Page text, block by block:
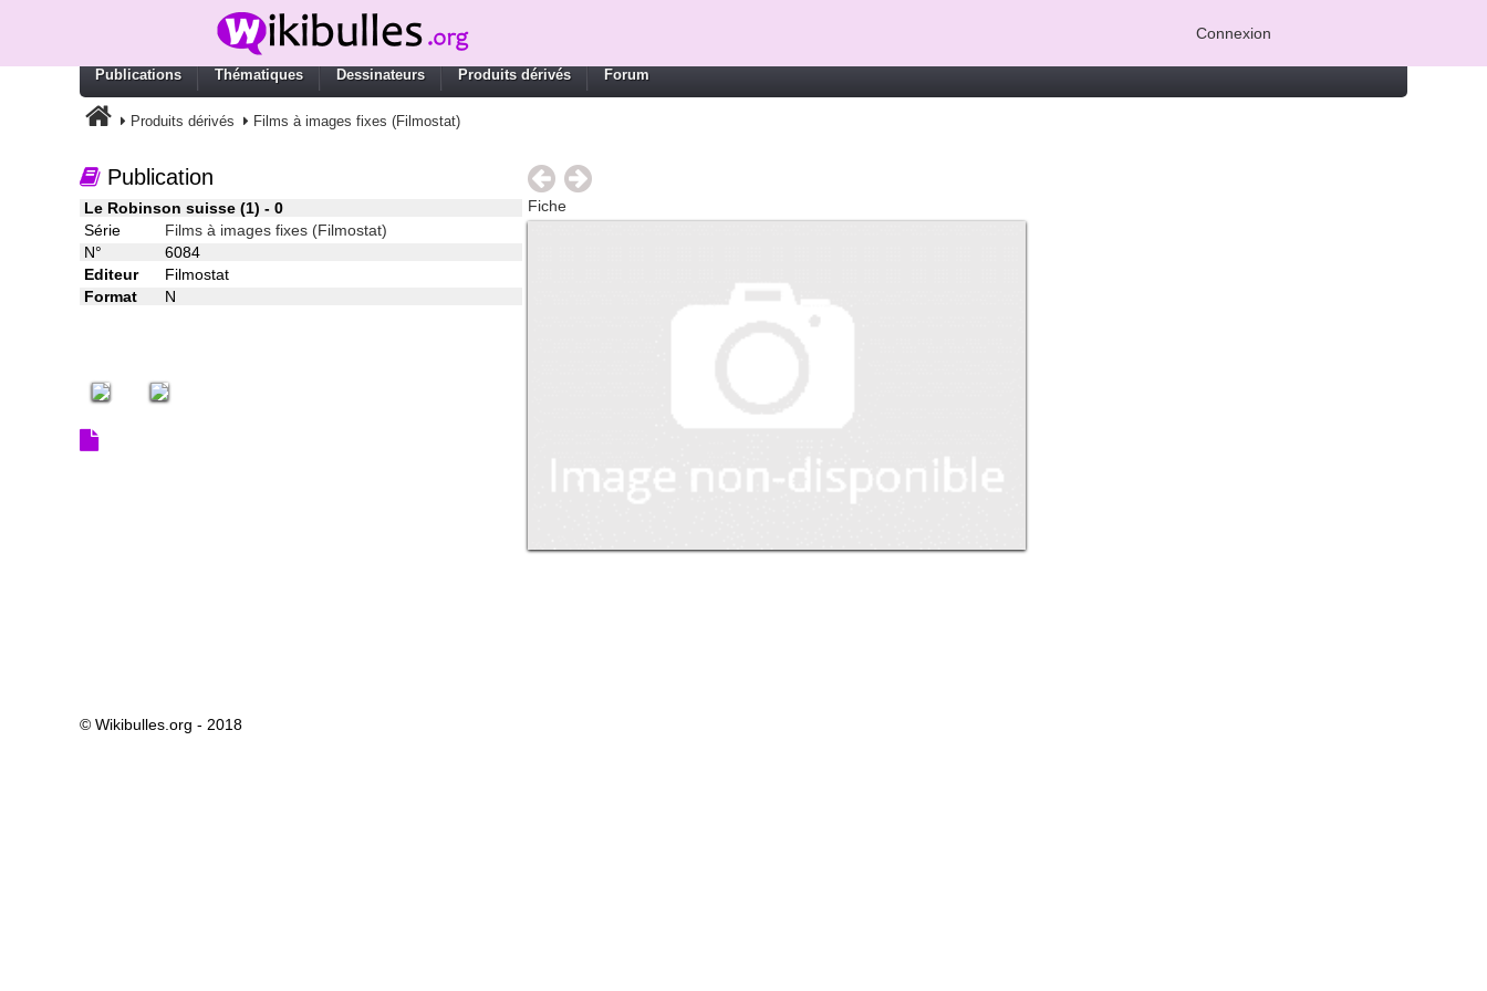
Connexion
Publications Thématiques Dessinateurs Produits dérivés Forum
Produits dérivés Films à images fixes (Filmostat)
Publication
Le Robinson suisse (1) - 0
Série
Films à images fixes (Filmostat)
N°
6084
Editeur
Filmostat
Format
N
Fiche
© Wikibulles.org - 2018